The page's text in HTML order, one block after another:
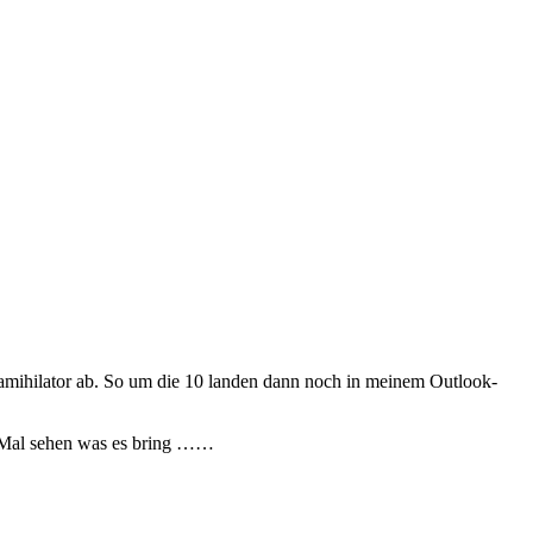
ab. So um die 10 landen dann noch in meinem Outlook-
sehen was es bring ……